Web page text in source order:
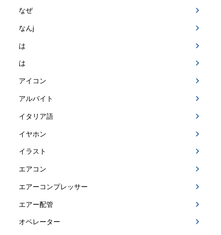
なぜ
なんj
は
は
アイコン
アルバイト
イタリア語
イヤホン
イラスト
エアコン
エアーコンプレッサー
エアー配管
オペレーター